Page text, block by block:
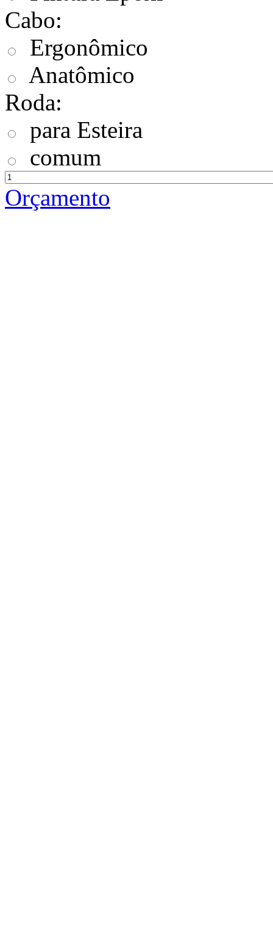
Cabo:
Ergonômico
Anatômico
Roda:
para Esteira
comum
Orçamento